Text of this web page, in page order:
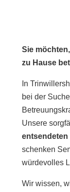
Sie
zu Hause
In
bei der
Unsere
schenken
würdevolles
Wir wissen,